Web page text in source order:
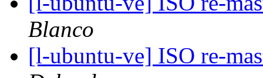
Blanco
[l-ubuntu-ve] ISO re-